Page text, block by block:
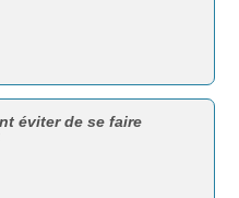
éviter de se faire